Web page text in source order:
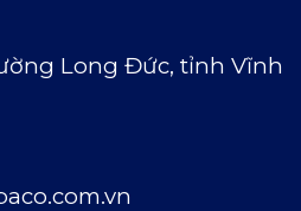
Long Đức, tỉnh Vĩnh